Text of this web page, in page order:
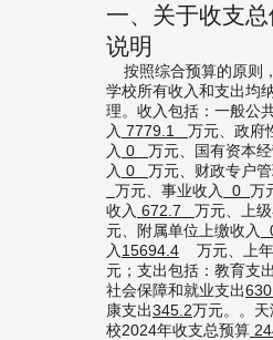
一、关于收支
说明
按照综合预算的原则
学校所有收入和支出均
理。收入包括：一般公
入 7779.1 万元、政府
入 0 万元、国有资本
入 0 万元、财政专户
万元、事业收入
0 万
收入 672.7 万元、上
元、附属单位上缴收入
入 15694.4 万元、上
元；支出包括：教育支出
社会保障和就业支出
康支出345.2万元。。
校2024年收支总预算